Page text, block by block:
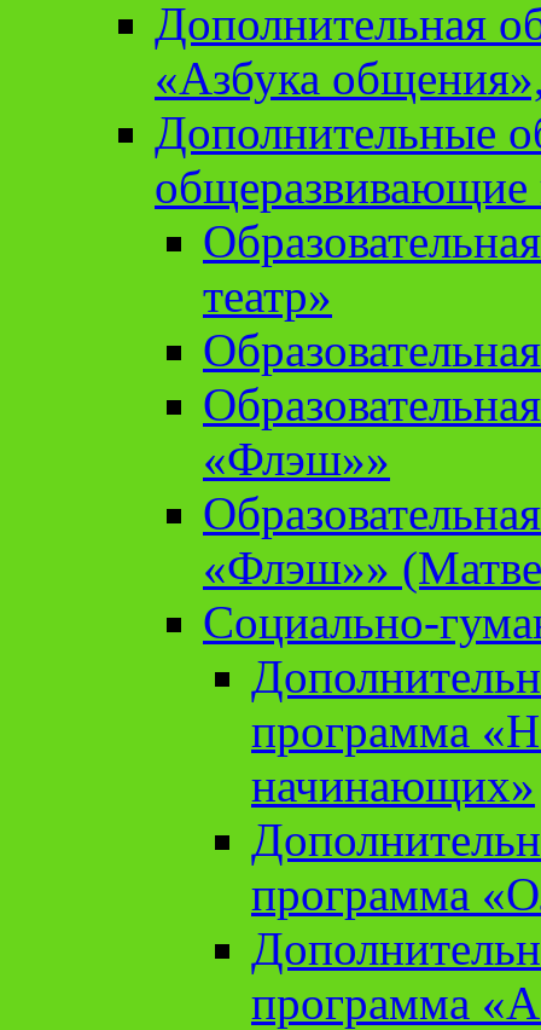
Дополнительная
«Азбука
Дополнительные
театр»
«Флэш»»
«Флэш»»
Социально-
программа
начинающих»
программа
программа